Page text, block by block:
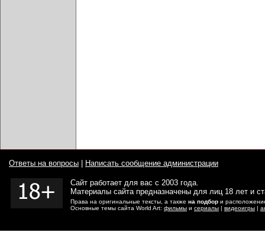
Ответы на вопросы Написать сообщение администрации
Сайт работает для вас с 2003 года.
Материалы сайта предназначены для лиц 18 лет и
Права на оригинальные тексты, а также на подбор и
Основные темы сайта World Art: фильмы и сериалы | видеоигры |